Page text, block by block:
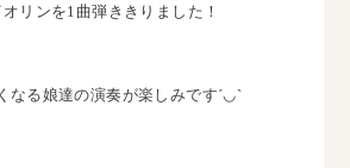
リンを1曲弾ききりました！
なる娘達の演奏が楽しみです´◡`